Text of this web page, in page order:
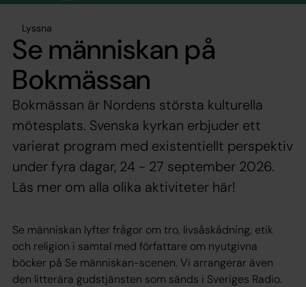
Lyssna
Se människan på
Bokmässan
Bokmässan är Nordens största kulturella
mötesplats. Svenska kyrkan erbjuder ett
varierat program med existentiellt perspektiv
under fyra dagar, 24 - 27 september 2026.
Läs mer om alla olika aktiviteter här!
Se människan lyfter frågor om tro, livsåskådning, etik
och religion i samtal med författare om nyutgivna
böcker på Se människan-scenen. Vi arrangerar även
den litterära gudstjänsten som sänds i Sveriges Radio.